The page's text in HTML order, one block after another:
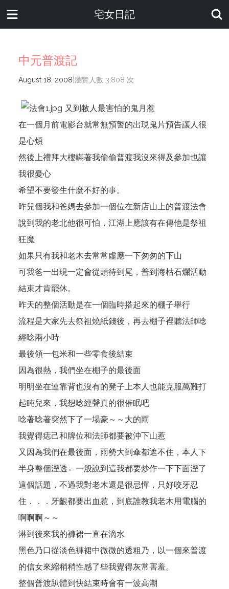
宅女日記
中元普渡記
August 18, 2008 瀏覽人數 3,808 次
又到敝人最害怕的鬼月惹
在一個月前電影台就常無預警的出現鬼片預告讓人很
是心煩
然後上禮拜大樓瞞著我偷偷普渡我沒來得及參加也讓
我很憂心
希望不要發生什麼不好的事。
昨兒個我和爸媽去參加一個位在新店山上的普渡法會
說到我的老北他很可怕，江湖上應該有在傳他是祭祖
狂魔
如果只有我和老木去常常虛應一下匆匆的下山
可我爸一出現一定會從頭待到尾，普到海枯石爛活動
結束才肯罷休。
昨天的整個活動是在一個臨時搭起來的棚子舉行
流程是大家先去祭祖燒紙錢後，再去棚子裡聽法師唸
經唸兩小時
最後領一包米和一些零食後結束
因為很熱，我們坐在棚子的最後面
明明坐在連靠背也沒有的凳子上本人也能克服萬難打
起盹兒來，我想唸經聲真的很催眠吧
唸著唸著突然下了一場豪～～大的雨
我覺得痣己和牌位和法師都要被沖下山惹
又因為我們在最後面，雨勢大到傘都遮不住，本人下
半身整個溼透←一般說到這我都要炒作一下下面溼了
這個話題，不過我對老木還是很忌憚，只好咬牙忍
住．．．牙齦都要出血惹，到底誰教我老木用電腦的
啊啊啊～～
淋到後來我的褲裙一直在滴水
黑色乃口從淡色褲裙中微微的透粗乃，以一個來普渡
的信女來縮稍稍性感了些我覺得灰常害羞。
整個普渡趴體到快結束時會有一波高潮